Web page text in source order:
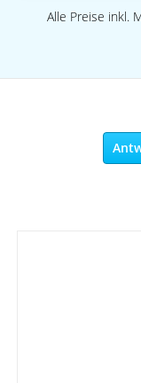
Alle Preise inkl.